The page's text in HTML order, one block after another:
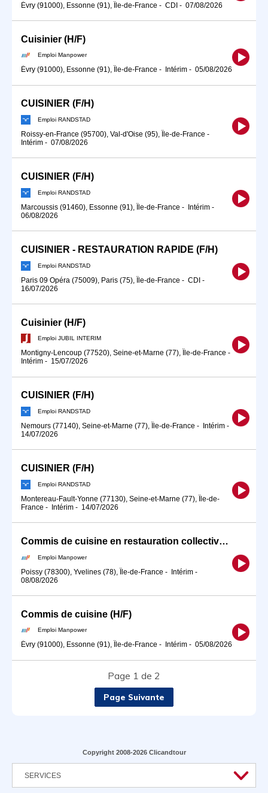
Évry (91000), Essonne (91), Île-de-France - CDI - 07/08/2026
Cuisinier (H/F)
Emploi Manpower
Évry (91000), Essonne (91), Île-de-France - Intérim - 05/08/2026
CUISINIER (F/H)
Emploi RANDSTAD
Roissy-en-France (95700), Val-d'Oise (95), Île-de-France -
Intérim - 07/08/2026
CUISINIER (F/H)
Emploi RANDSTAD
Marcoussis (91460), Essonne (91), Île-de-France - Intérim -
06/08/2026
CUISINIER - RESTAURATION RAPIDE (F/H)
Emploi RANDSTAD
Paris 09 Opéra (75009), Paris (75), Île-de-France - CDI -
16/07/2026
Cuisinier (H/F)
Emploi JUBIL INTERIM
Montigny-Lencoup (77520), Seine-et-Marne (77), Île-de-France -
Intérim - 15/07/2026
CUISINIER (F/H)
Emploi RANDSTAD
Nemours (77140), Seine-et-Marne (77), Île-de-France - Intérim -
14/07/2026
CUISINIER (F/H)
Emploi RANDSTAD
Montereau-Fault-Yonne (77130), Seine-et-Marne (77), Île-de-
France - Intérim - 14/07/2026
Commis de cuisine en restauration collective (H/F)
Emploi Manpower
Poissy (78300), Yvelines (78), Île-de-France - Intérim -
08/08/2026
Commis de cuisine (H/F)
Emploi Manpower
Évry (91000), Essonne (91), Île-de-France - Intérim - 05/08/2026
Page 1 de 2
Page Suivante
Copyright 2008-2026 Clicandtour
SERVICES